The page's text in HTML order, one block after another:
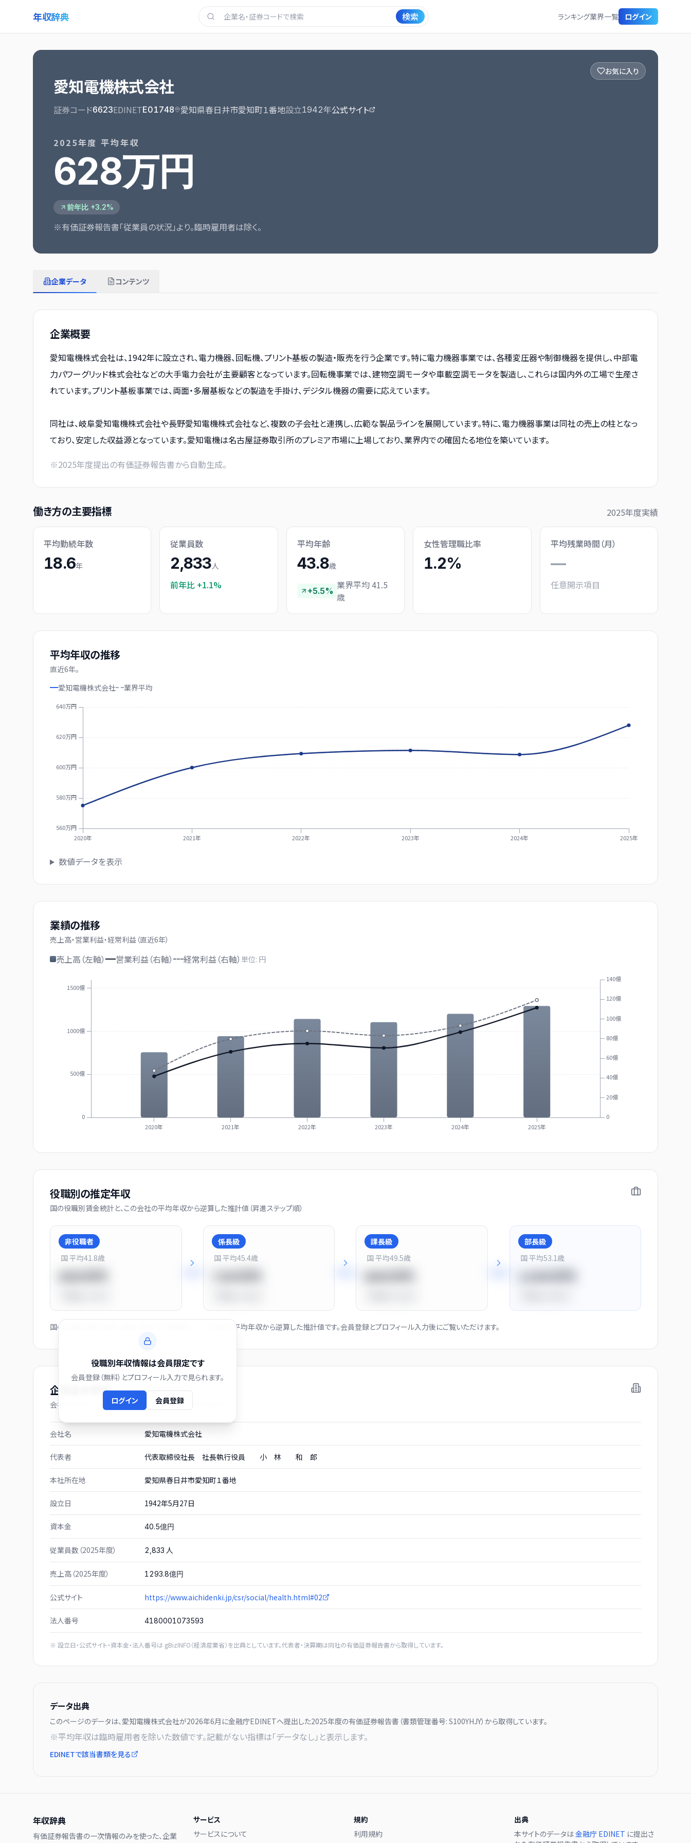
年収辞典 検索 ランキング業界一覧 ログイン
お気に入り
愛知電機株式会社
証券コード6623EDINETE01748 愛知県春日井市愛知町１番地設立1942年公式サイト
2025年度 平均年収
628万円
前年比 +3.2%
※有価証券報告書「従業員の状況」より。臨時雇用者は除く。
企業データ コンテンツ
企業概要
愛知電機株式会社は、1942年に設立され、電力機器、回転機、プリント基板の製造・販売を行う企業です。特に電力機器事業では、各種変圧器や制御機器を提供し、中部電
力パワーグリッド株式会社などの大手電力会社が主要顧客となっています。回転機事業では、建物空調モータや車載空調モータを製造し、これらは国内外の工場で生産さ
れています。プリント基板事業では、両面・多層基板などの製造を手掛け、デジタル機器の需要に応えています。
同社は、岐阜愛知電機株式会社や長野愛知電機株式会社など、複数の子会社と連携し、広範な製品ラインを展開しています。特に、電力機器事業は同社の売上の柱となっ
ており、安定した収益源となっています。愛知電機は名古屋証券取引所のプレミア市場に上場しており、業界内での確固たる地位を築いています。
※2025年度提出の有価証券報告書から自動生成。
働き方の主要指標 2025年度実績
平均勤続年数
18.6年
従業員数
2,833人
前年比 +1.1%
平均年齢
43.8歳
+5.5% 業界平均 41.5
歳
女性管理職比率
1.2%
平均残業時間（月）
—
任意開示項目
平均年収の推移
直近6年。
愛知電機株式会社
業界平均
560万円
580万円
600万円
620万円
640万円
2020年 2021年 2022年 2023年 2024年 2025年
数値データを表示
業績の推移
売上高・営業利益・経常利益（直近6年）
売上高（左軸） 営業利益（右軸） 経常利益（右軸） 単位: 円
0
500億
1000億
1500億
0
20億
40億
60億
80億
100億
120億
140億
2020年 2021年 2022年 2023年 2024年 2025年
役職別の推定年収
国の役職別賃金統計と、この会社の平均年収から逆算した推計値（昇進ステップ順）
非役職者
国 平均41.8歳
係長級
国 平均45.4歳
課長級
国 平均49.5歳
部長級
国 平均53.1歳
役職別年収情報は会員限定です
会員登録（無料）とプロフィール入力で見られます。
ログイン 会員登録
国の役職別賃金（部長・課長・係長・非役職者）と、この会社の平均年収から逆算した推計値です。会員登録とプロフィール入力後にご覧いただけます。
企業基本情報
会社プロフィール（有価証券報告書および gBizINFO より）
会社名 愛知電機株式会社
代表者 代表取締役社長 社長執行役員 小 林 和 郎
本社所在地 愛知県春日井市愛知町１番地
設立日 1942年5月27日
資本金 40.5億円
従業員数（2025年度） 2,833 人
売上高（2025年度） 1293.8億円
公式サイト https://www.aichidenki.jp/csr/social/health.html#02
法人番号 4180001073593
※ 設立日・公式サイト・資本金・法人番号は gBizINFO（経済産業省）を出典としています。代表者・決算期は同社の有価証券報告書から取得しています。
データ出典
このページのデータは、愛知電機株式会社が2026年6月に金融庁EDINETへ提出した2025年度の有価証券報告書（書類管理番号: S100YHJY）から取得しています。
※平均年収は臨時雇用者を除いた数値です。記載がない指標は「データなし」と表示します。
EDINETで該当書類を見る
年収辞典
有価証券報告書の一次情報のみを使った、企業
サービス
サービスについて
規約
利用規約
出典
本サイトのデータは金融庁 EDINET に提出さ